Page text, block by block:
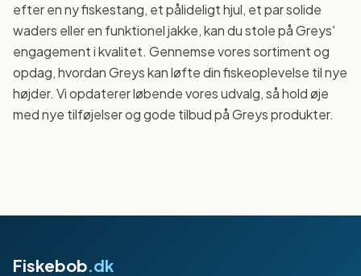
efter en ny fiskestang, et pålideligt hjul, et par solide
waders eller en funktionel jakke, kan du stole på Greys'
engagement i kvalitet. Gennemse vores sortiment og
opdag, hvordan Greys kan løfte din fiskeoplevelse til nye
højder. Vi opdaterer løbende vores udvalg, så hold øje
med nye tilføjelser og gode tilbud på Greys produkter.
Fiskebob.dk